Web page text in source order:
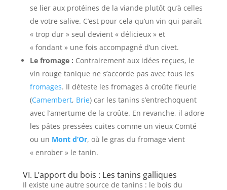
se lier aux protéines de la viande plutôt qu’à celles
de votre salive. C’est pour cela qu’un vin qui paraît
« trop dur » seul devient « délicieux » et
« fondant » une fois accompagné d’un civet.
Le fromage : Contrairement aux idées reçues, le
vin rouge tanique ne s’accorde pas avec tous les
fromages. Il déteste les fromages à croûte fleurie
(Camembert, Brie) car les tanins s’entrechoquent
avec l’amertume de la croûte. En revanche, il adore
les pâtes pressées cuites comme un vieux Comté
ou un Mont d’Or, où le gras du fromage vient
« enrober » le tanin.
VI. L’apport du bois : Les tanins galliques
Il existe une autre source de tanins : le bois du